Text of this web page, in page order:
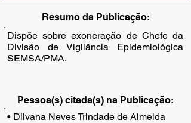
Resumo da Publicação:
Dispõe sobre exoneração de Chefe da
Divisão de Vigilância Epidemiológica
SEMSA/PMA.
Pessoa(s) citada(s) na Publicação:
• Dilvana Neves Trindade de Almeida